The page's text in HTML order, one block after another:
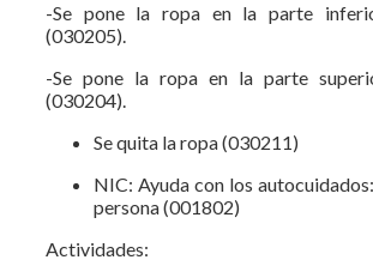
-Se pone la ropa en la parte
(030205).
-Se pone la ropa en la parte
(030204).
Se quita la ropa (030211)
NIC: Ayuda con los
persona (001802)
Actividades: